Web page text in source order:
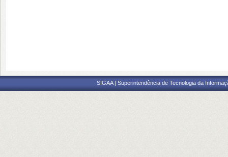
SIGAA | Superintendência de Tecnologia da